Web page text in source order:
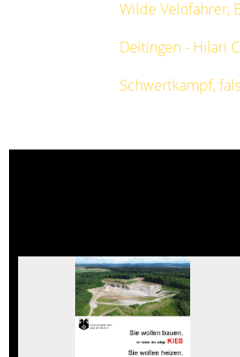
Wilde Velofahrer,
Deitingen - Hilari
Schwertkampf,